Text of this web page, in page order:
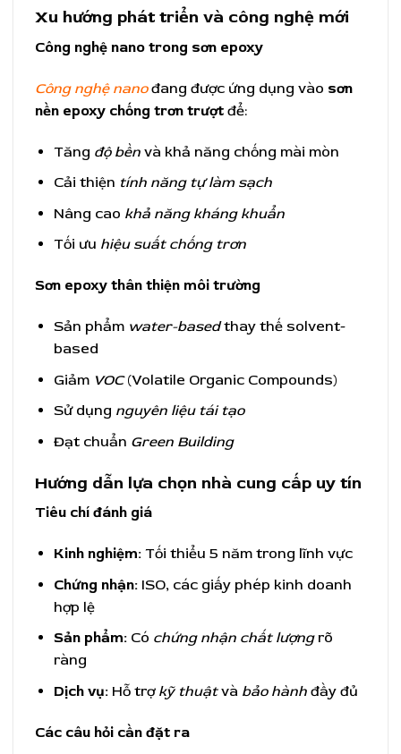
Xu hướng phát triển và công nghệ mới
Công nghệ nano trong sơn epoxy
Công nghệ nanođang được ứng dụng vào sơn
nền epoxy chống trơn trượt để:
Tăng độ bềnvà khả năng chống mài mòn
Cải thiện tính năng tự làm sạch
Nâng cao khả năng kháng khuẩn
Tối ưu hiệu suất chống trơn
Sơn epoxy thân thiện môi trường
Sản phẩm water-basedthay thế solvent-
based
Giảm VOC(Volatile Organic Compounds)
Sử dụng nguyên liệu tái tạo
Đạt chuẩn Green Building
Hướng dẫn lựa chọn nhà cung cấp uy tín
Tiêu chí đánh giá
Kinh nghiệm:Tối thiểu 5 năm trong lĩnh vực
Chứng nhận:ISO, các giấy phép kinh doanh
hợp lệ
Sản phẩm:Có chứng nhận chất lượngrõ
ràng
Dịch vụ:Hỗ trợ kỹ thuậtvà bảo hànhđầy đủ
Các câu hỏi cần đặt ra